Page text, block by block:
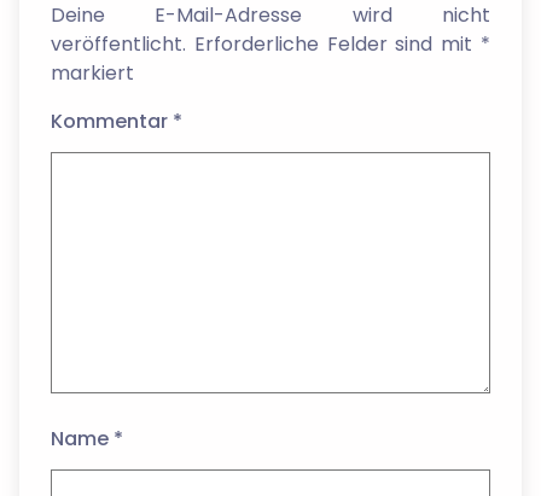
Deine E-Mail-Adresse wird nicht
veröffentlicht. Erforderliche Felder sind mit *
markiert
Kommentar *
Name *